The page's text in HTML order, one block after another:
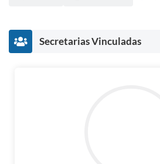
Secretarias Vinculadas